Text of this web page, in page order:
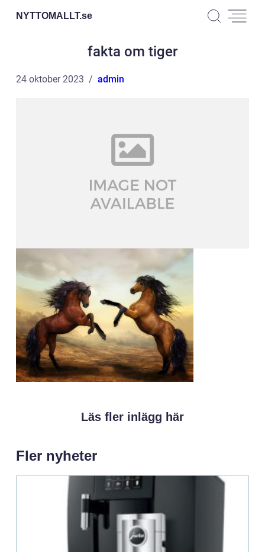
NYTTOMALLT.se
fakta om tiger
24 oktober 2023 admin
Läs fler inlägg här
Fler nyheter